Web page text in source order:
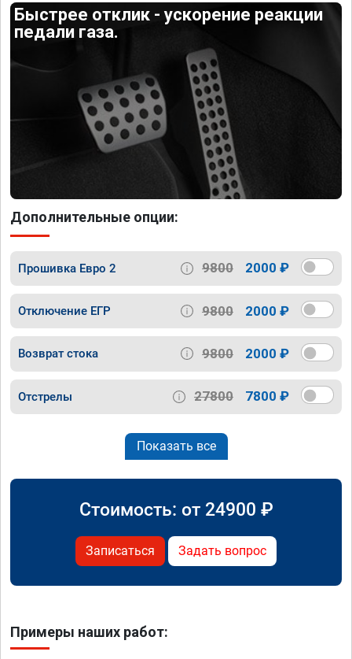
Быстрее отклик - ускорение реакции
педали газа.
Дополнительные опции:
Прошивка Евро 2 9800 2000 ₽
Отключение ЕГР 9800 2000 ₽
Возврат стока 9800 2000 ₽
Отстрелы 27800 7800 ₽
Показать все
Стоимость: от 24900 ₽
Записаться Задать вопрос
Примеры наших работ: